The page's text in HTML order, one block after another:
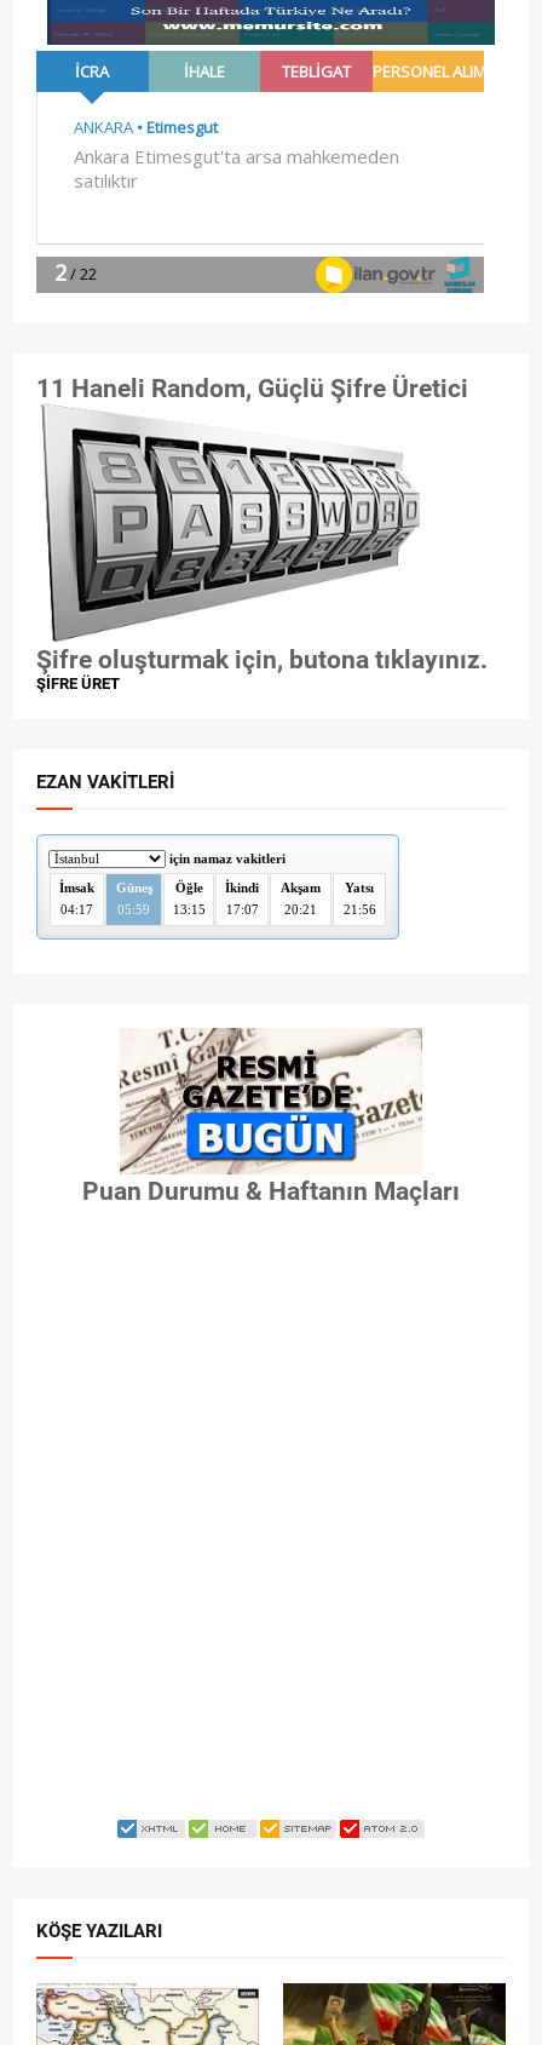
11 Haneli Random, Güçlü Şifre Üretici
Şifre oluşturmak için, butona tıklayınız.
ŞİFRE ÜRET
EZAN VAKITLERI
Puan Durumu & Haftanın Maçları
KÖŞE YAZILARI